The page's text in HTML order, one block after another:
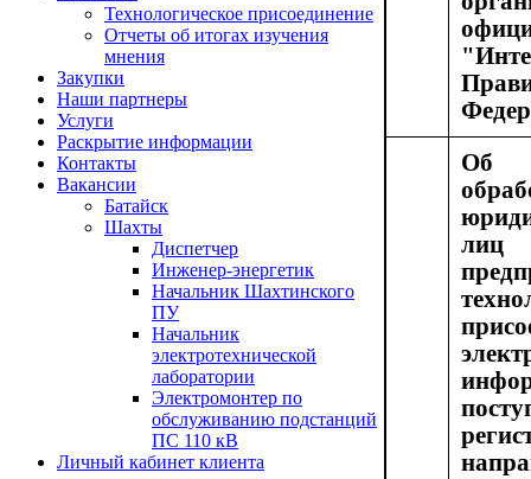
Технологическое присоединение
Отчеты об итогах изучения
мнения
Закупки
Наши партнеры
Услуги
Раскрытие информации
Контакты
Вакансии
Батайск
Шахты
Диспетчер
Инженер-энергетик
Начальник Шахтинского
ПУ
Начальник
электротехнической
лаборатории
Электромонтер по
обслуживанию подстанций
ПС 110 кВ
Личный кабинет клиента
Об
лиц